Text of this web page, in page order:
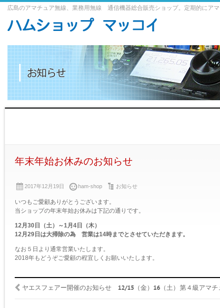
広島のアマチュア無線、業務用無線 通信機器総合販売ショップ。定期的にア
年末年始お休みのお知らせ
2017年12月19日 ham-shop お知らせ
いつもご愛顧ありがとうございます。
当ショップの年末年始お休みは下記の通りです。
12月30日（土）～1月4日（木）
12月29日は大掃除の為 営業は14時までとさせていただきます。
なお５日より通常営業いたします。
2018年もどうぞご愛顧の程宜しくお願いいたします。
ヤエスフェアー開催のお知らせ 12/15（金）16（土） 第４級アマ